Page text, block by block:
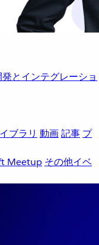
とインテグレーショ
ブラリ 動画記事 プ
Meetup その他イベ